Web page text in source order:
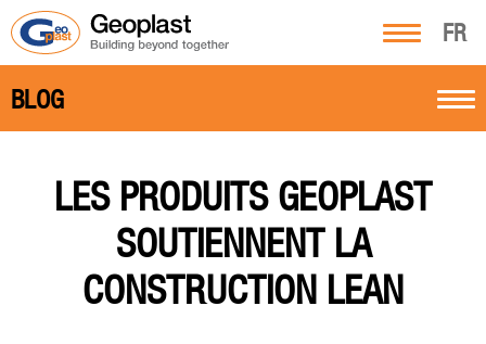
FR
BLOG
LES PRODUITS GEOPLAST
SOUTIENNENT LA
CONSTRUCTION LEAN